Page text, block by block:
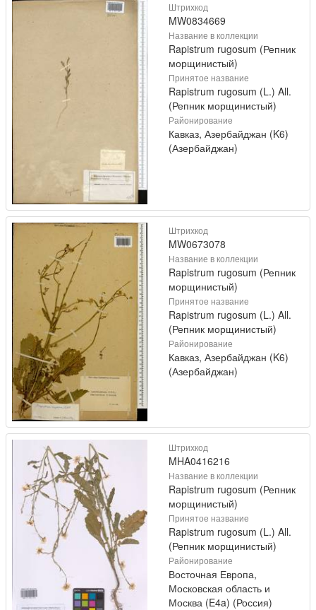
Штрихкод
MW0834669
Название в коллекции
Rapistrum rugosum (Репник
морщинистый)
Принятое название
Rapistrum rugosum (L.) All.
(Репник морщинистый)
Районирование
Кавказ, Азербайджан (K6)
(Азербайджан)
Штрихкод
MW0673078
Название в коллекции
Rapistrum rugosum (Репник
морщинистый)
Принятое название
Rapistrum rugosum (L.) All.
(Репник морщинистый)
Районирование
Кавказ, Азербайджан (K6)
(Азербайджан)
Штрихкод
MHA0416216
Название в коллекции
Rapistrum rugosum (Репник
морщинистый)
Принятое название
Rapistrum rugosum (L.) All.
(Репник морщинистый)
Районирование
Восточная Европа,
Московская область и
Москва (E4a) (Россия)